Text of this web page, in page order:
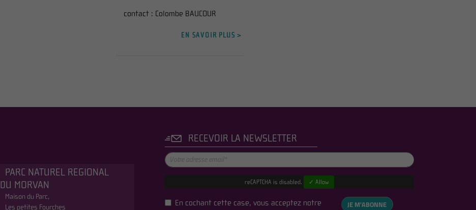
contact : Colombe BAUCOUR
EN SAVOIR PLUS >
PARC NATUREL REGIONAL
DU MORVAN
Maison du Parc,
Les petites Fourches
RECEVOIR LA NEWSLETTER
reCAPTCHA is disabled. ✓ Allow
En cochant cette case, vous acceptez notre JE M'ABONNE